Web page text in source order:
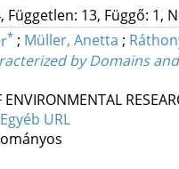
Független: 13, Függő: 1,
* ; Müller, Anetta ;
by Domains
Egyéb URL